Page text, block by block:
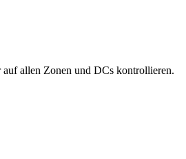
auf allen Zonen und DCs kontrollieren.